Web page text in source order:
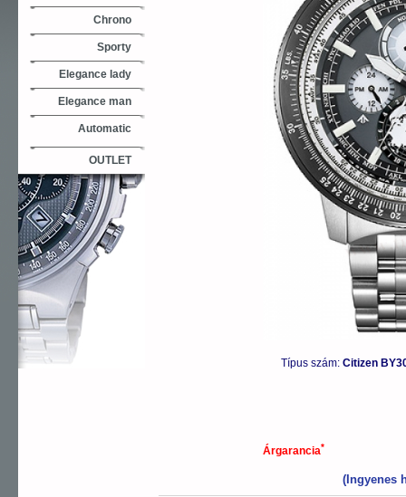
Chrono
Sporty
Elegance lady
Elegance man
Automatic
OUTLET
Típus szám: Citizen
Árgarancia*
(Ingyenes